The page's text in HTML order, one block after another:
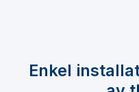
Enkel